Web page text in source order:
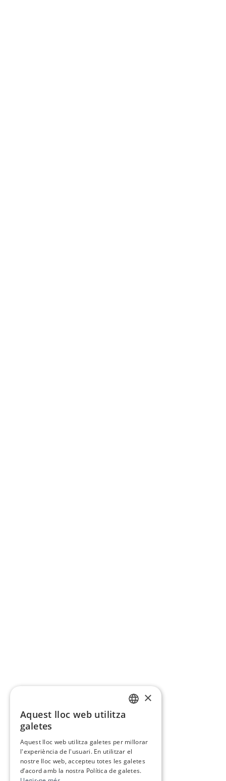
×
Aquest lloc web utilitza
galetes
Aquest lloc web utilitza galetes per millorar
l'experiència de l'usuari. En utilitzar el
nostre lloc web, accepteu totes les galetes
d’acord amb la nostra Política de galetes.